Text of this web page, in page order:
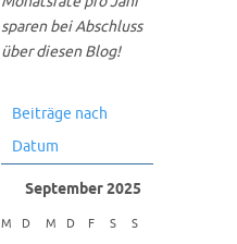
sparen bei Abschluss
über diesen Blog!
Beiträge nach
Datum
September 2025
M D M D F S S